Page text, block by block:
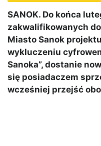
SANOK. Do końca
zakwalifikowanych
Miasto Sanok
wykluczeniu
Sanoka”, dostanie
się posiadaczem
wcześniej przejść